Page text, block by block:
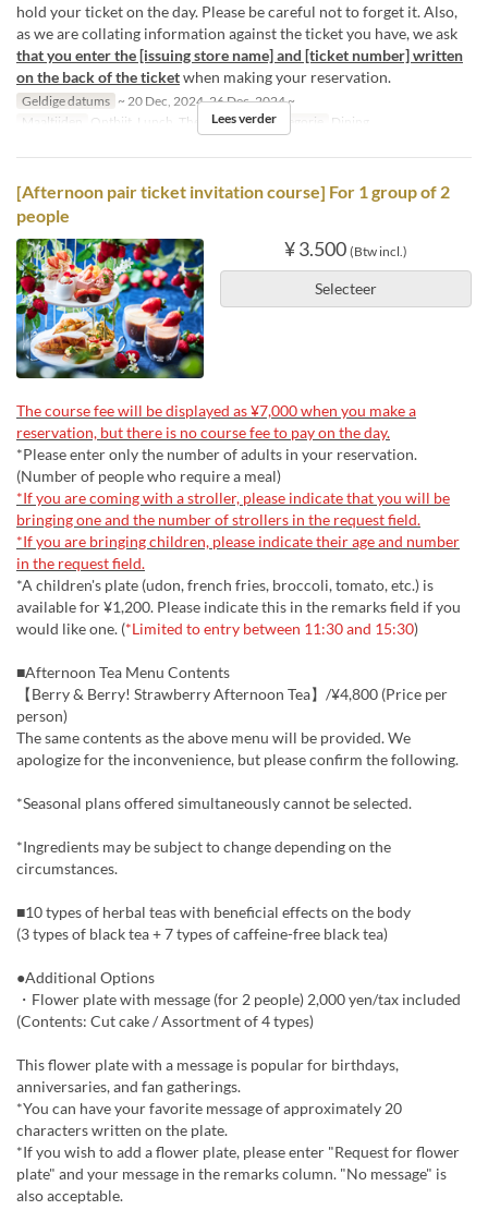
hold your ticket on the day. Please be careful not to forget it. Also,
as we are collating information against the ticket you have, we ask
that you enter the [issuing store name] and [ticket number] written
on the back of the ticketwhen making your reservation.
Geldige datums ~ 20 Dec, 2024, 26 Dec, 2024 ~
Maaltijden
Ontbijt, Lunch, Thee Zitplaats Categorie Dining
Lees verder
[Afternoon pair ticket invitation course] For 1 group of 2
people
¥ 3.500 (Btw incl.)
Selecteer
The course fee will be displayed as ¥7,000 when you make a
reservation, but there is no course fee to pay on the day.
*Please enter only the number of adults in your reservation.
(Number of people who require a meal)
*If you are coming with a stroller, please indicate that you will be
bringing one and the number of strollers in the request field.
*If you are bringing children, please indicate their age and number
in the request field.
*A children's plate (udon, french fries, broccoli, tomato, etc.) is
available for ¥1,200. Please indicate this in the remarks field if you
would like one. (*Limited to entry between 11:30 and 15:30)
■Afternoon Tea Menu Contents
【Berry & Berry! Strawberry Afternoon Tea】/¥4,800 (Price per
person)
The same contents as the above menu will be provided. We
apologize for the inconvenience, but please confirm the following.
*Seasonal plans offered simultaneously cannot be selected.
*Ingredients may be subject to change depending on the
circumstances.
■10 types of herbal teas with beneficial effects on the body
(3 types of black tea + 7 types of caffeine-free black tea)
●Additional Options
・Flower plate with message (for 2 people) 2,000 yen/tax included
(Contents: Cut cake / Assortment of 4 types)
This flower plate with a message is popular for birthdays,
anniversaries, and fan gatherings.
*You can have your favorite message of approximately 20
characters written on the plate.
*If you wish to add a flower plate, please enter "Request for flower
plate" and your message in the remarks column. "No message" is
also acceptable.